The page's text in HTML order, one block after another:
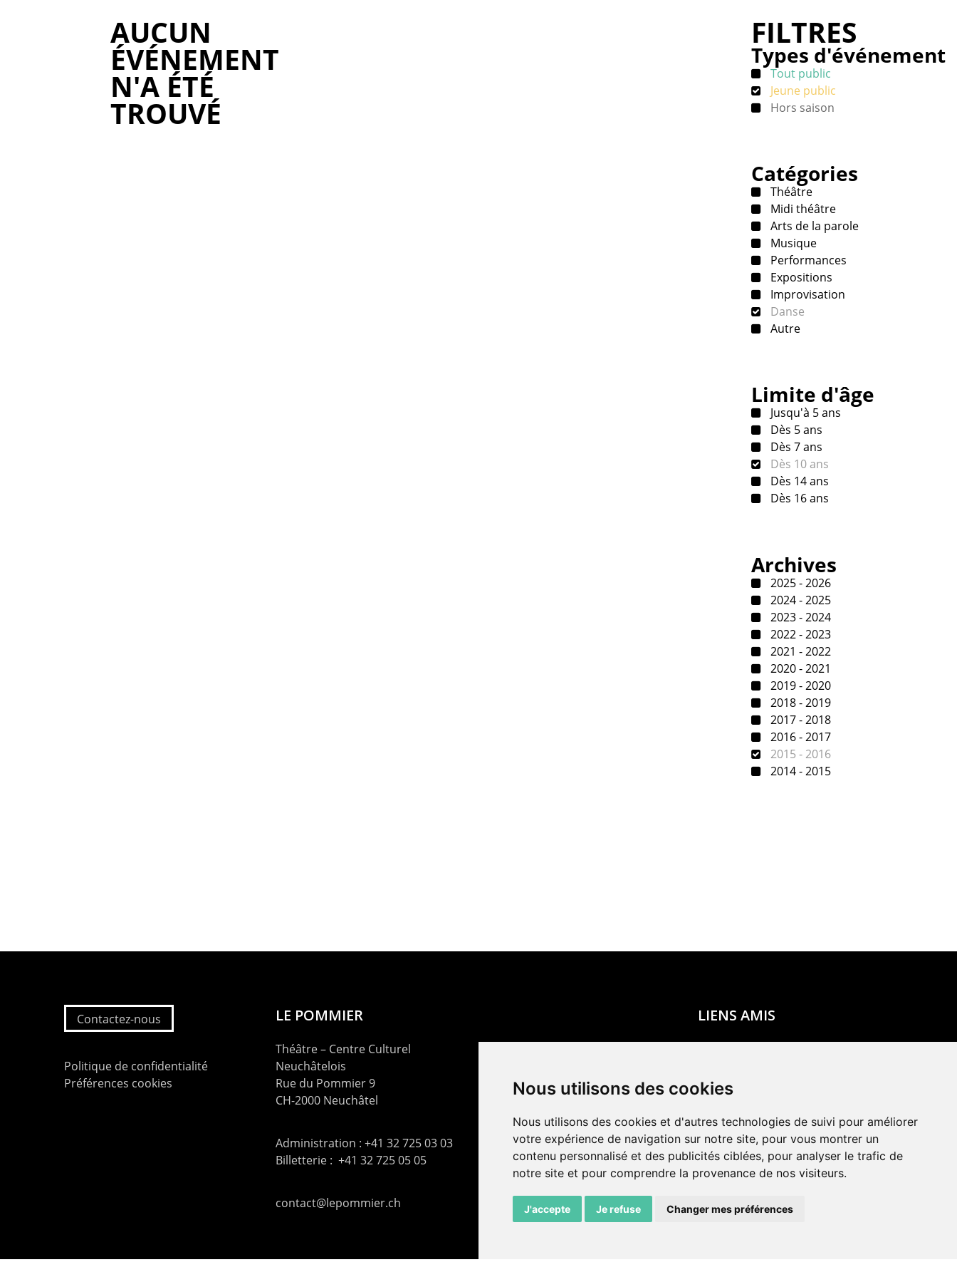
Nous utilisons des cookies
Nous utilisons des cookies et d'autres technologies de suivi pour améliorer
votre expérience de navigation sur notre site, pour vous montrer un
contenu personnalisé et des publicités ciblées, pour analyser le trafic de
notre site et pour comprendre la provenance de nos visiteurs.
J'accepte Je refuse Changer mes préférences
AUCUN
ÉVÉNEMENT
N'A ÉTÉ
TROUVÉ
FILTRES
Types d'événement
Tout public
Jeune public
Hors saison
Catégories
Théâtre
Midi théâtre
Arts de la parole
Musique
Performances
Expositions
Improvisation
Danse
Autre
Limite d'âge
Jusqu'à 5 ans
Dès 5 ans
Dès 7 ans
Dès 10 ans
Dès 14 ans
Dès 16 ans
Archives
2025 - 2026
2024 - 2025
2023 - 2024
2022 - 2023
2021 - 2022
2020 - 2021
2019 - 2020
2018 - 2019
2017 - 2018
2016 - 2017
2015 - 2016
2014 - 2015
Contactez-nous
Politique de confidentialité
Préférences cookies
LE POMMIER
Théâtre – Centre Culturel
Neuchâtelois
Rue du Pommier 9
CH-2000 Neuchâtel
Administration : +41 32 725 03 03
Billetterie : +41 32 725 05 05
contact@lepommier.ch
LIENS AMIS